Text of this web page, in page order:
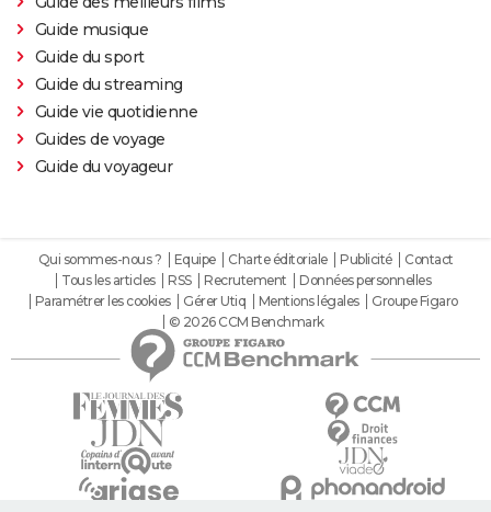
Guide musique
Guide du sport
Guide du streaming
Guide vie quotidienne
Guides de voyage
Guide du voyageur
Qui sommes-nous ? Equipe Charte éditoriale Publicité
Contact
Tous les articles
RSS Recrutement
Données personnelles
Paramétrer les cookies
Gérer Utiq Mentions légales
Groupe Figaro
© 2026 CCM Benchmark